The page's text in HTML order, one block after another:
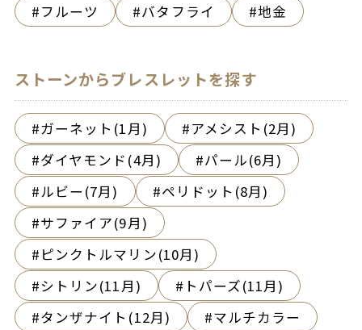
フルーツ
バタフライ 地金
ストーンからブレスレットを探す
ガーネット(1月)
アメシスト(2月)
ダイヤモンド(4月)
パール(6月)
ルビー(7月)
ペリドット(8月)
サファイア(9月)
ピンクトルマリン(10月)
シトリン(11月)
トパーズ(11月)
タンザナイト(12月)
マルチカラー